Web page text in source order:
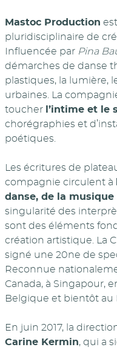
Mastoc Production
pluridisciplinaire de
Influencée par Pina
démarches de danse
plastiques, la lumière,
urbaines. La
toucher l’intime et le
chorégraphies et
poétiques.
Les écritures de
compagnie circulent à
danse, de la
singularité des
sont des éléments
création artistique. La
signé une 20ne de
Reconnue
Canada, à Singapour,
Belgique et bientôt au
En juin 2017, la
Carine Kermin, qui a